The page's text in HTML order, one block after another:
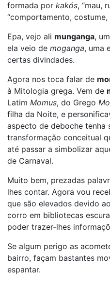
formada por kakós, “mau,
“comportamento, costume,
Epa, vejo ali munganga,
ela veio de moganga, uma
certas divindades.
Agora nos toca falar de
à Mitologia grega. Vem de
Latim Momus, do Grego
filha da Noite, e
aspecto de deboche tenha
transformação conceitual
até passar a simbolizar
de Carnaval.
Muito bem, prezadas
lhes contar. Agora vou
que são elevados devido
corro em bibliotecas
poder trazer-lhes
Se algum perigo as
bairro, façam bastantes
espantar.